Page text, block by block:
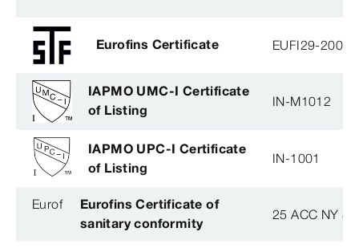
Eurofins Certificate EUFI29-
IAPMO UMC-I Certificate
of Listing
IN-M1012
IAPMO UPC-I Certificate
of Listing
IN-1001
Eurof
Eurofins Certificate of
sanitary conformity
25 ACC NY